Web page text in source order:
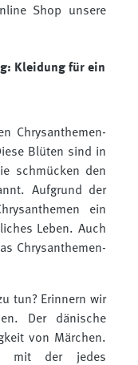
Shop unsere
Kleidung für ein
Chrysanthemen-
Blüten sind in
schmücken den
Aufgrund der
ein
Leben. Auch
Chrysanthemen-
tun? Erinnern wir
Der dänische
von Märchen.
mit der jedes